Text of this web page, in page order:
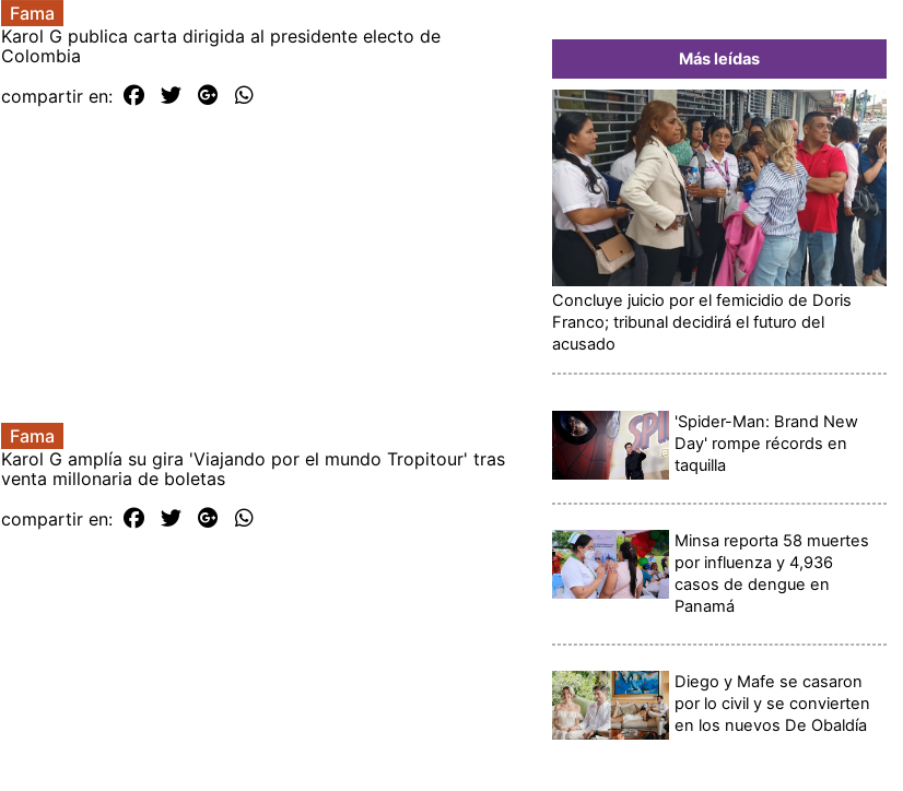
Fama
Karol G publica carta dirigida al presidente electo de
Colombia
compartir en:
Fama
Karol G amplía su gira 'Viajando por el mundo Tropitour' tras
venta millonaria de boletas
compartir en:
Más leídas
Concluye juicio por el femicidio de Doris
Franco; tribunal decidirá el futuro del
acusado
'Spider-Man: Brand New
Day' rompe récords en
taquilla
Minsa reporta 58 muertes
por influenza y 4,936
casos de dengue en
Panamá
Diego y Mafe se casaron
por lo civil y se convierten
en los nuevos De Obaldía